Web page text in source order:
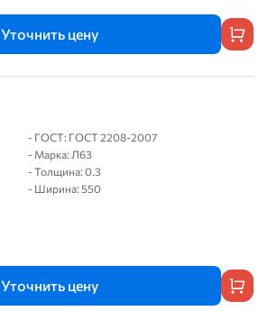
Уточнить цену
- ГОСТ: ГОСТ 2208-2007
- Марка: Л63
- Толщина: 0.3
- Ширина: 550
Уточнить цену